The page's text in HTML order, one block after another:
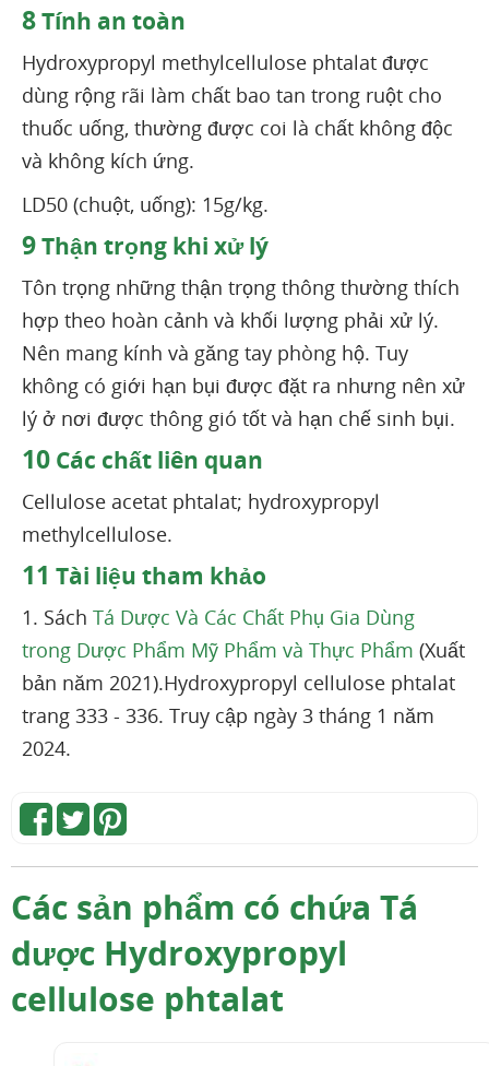
8Tính an toàn
Hydroxypropyl methylcellulose phtalat được
dùng rộng rãi làm chất bao tan trong ruột cho
thuốc uống, thường được coi là chất không độc
và không kích ứng.
LD50 (chuột, uống): 15g/kg.
9Thận trọng khi xử lý
Tôn trọng những thận trọng thông thường thích
hợp theo hoàn cảnh và khối lượng phải xử lý.
Nên mang kính và găng tay phòng hộ. Tuy
không có giới hạn bụi được đặt ra nhưng nên xử
lý ở nơi được thông gió tốt và hạn chế sinh bụi.
10 Các chất liên quan
Cellulose acetat phtalat; hydroxypropyl
methylcellulose.
11 Tài liệu tham khảo
1. Sách Tá Dược Và Các Chất Phụ Gia Dùng
trong Dược Phẩm Mỹ Phẩm và Thực Phẩm (Xuất
bản năm 2021).Hydroxypropyl cellulose phtalat
trang 333 - 336. Truy cập ngày 3 tháng 1 năm
2024.
Các sản phẩm có chứa Tá
dược Hydroxypropyl
cellulose phtalat